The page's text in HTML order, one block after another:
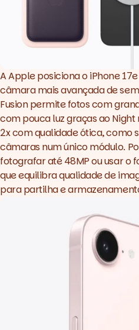
A Apple posiciona o iPhone
câmara mais avançada de
Fusion permite fotos com
com pouca luz graças ao
2x com qualidade ótica, como
câmaras num único módulo.
fotografar até 48MP ou usar o
que equilibra qualidade de
para partilha e